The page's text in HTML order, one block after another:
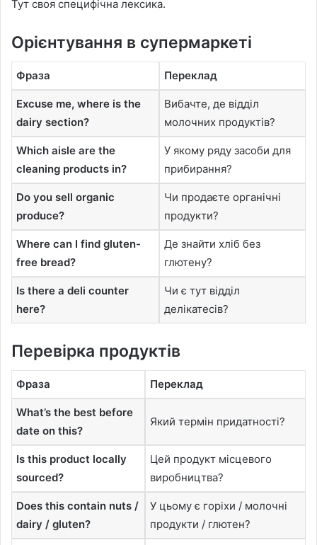
Тут своя специфічна лексика.
Орієнтування в супермаркеті
Фраза Переклад
Excuse me, where is the
dairy section?
Вибачте, де відділ
молочних продуктів?
Which aisle are the
cleaning products in?
У якому ряду засоби для
прибирання?
Do you sell organic
produce?
Чи продаєте органічні
продукти?
Where can I find gluten-
free bread?
Де знайти хліб без
глютену?
Is there a deli counter
here?
Чи є тут відділ
делікатесів?
Перевірка продуктів
Фраза Переклад
What’s the best before
date on this?
Який термін придатності?
Is this product locally
sourced?
Цей продукт місцевого
виробництва?
Does this contain nuts /
dairy / gluten?
У цьому є горіхи / молочні
продукти / глютен?